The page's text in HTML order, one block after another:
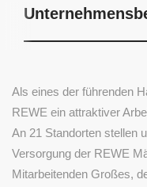
Als eines der führenden
REWE ein attraktiver
An 21 Standorten stellen
Versorgung der REWE
Mitarbeitenden Großes,